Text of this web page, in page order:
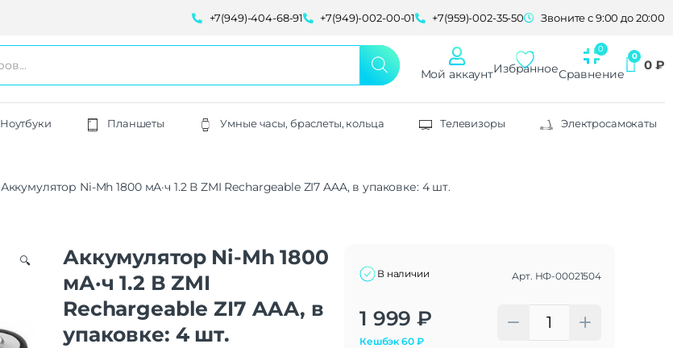
+7(949)-404-68-91 +7(949)-002-00-01 +7(959)-002-35-50 Звоните с 9:00 до 20:00
Мой аккаунтИзбранноеСравнение
0 ₽
Ноутбуки Планшеты Умные часы, браслеты, кольца Телевизоры Электросамокаты
Аккумулятор Ni-Mh 1800 мА·ч 1.2 В ZMI Rechargeable ZI7 AAA, в упаковке: 4 шт.
🔍
Аккумулятор Ni-Mh 1800
мА·ч 1.2 В ZMI
Rechargeable ZI7 AAA, в
упаковке: 4 шт.
В наличии Арт. НФ-00021504
1 999 ₽
Кешбэк60₽
Alternative: